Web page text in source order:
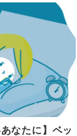
なたに】ベッ